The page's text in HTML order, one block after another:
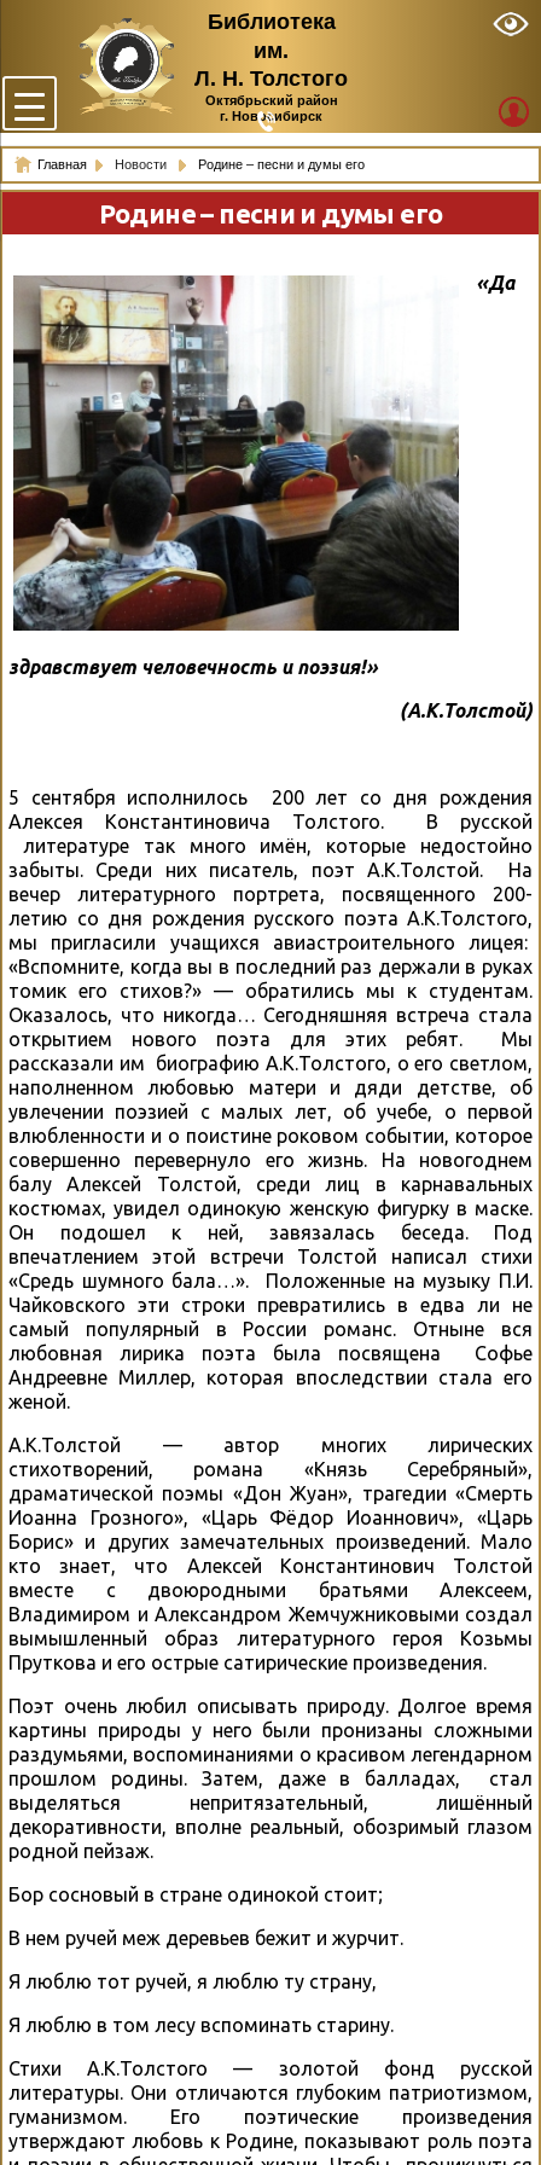
Библиотека
им.
Л. Н. Толстого
Октябрьский район
г. Новосибирск
Главная Новости Родине – песни и думы его
Родине – песни и думы его
«Да
здравствует человечность и поэзия!»
(А.К.Толстой)
5 сентября исполнилось 200 лет со дня рождения
Алексея Константиновича Толстого. В русской
литературе так много имён, которые недостойно
забыты. Среди них писатель, поэт А.К.Толстой. На
вечер литературного портрета, посвященного 200-
летию со дня рождения русского поэта А.К.Толстого,
мы пригласили учащихся авиастроительного лицея:
«Вспомните, когда вы в последний раз держали в руках
томик его стихов?» — обратились мы к студентам.
Оказалось, что никогда… Сегодняшняя встреча стала
открытием нового поэта для этих ребят. Мы
рассказали им биографию А.К.Толстого, о его светлом,
наполненном любовью матери и дяди детстве, об
увлечении поэзией с малых лет, об учебе, о первой
влюбленности и о поистине роковом событии, которое
совершенно перевернуло его жизнь. На новогоднем
балу Алексей Толстой, среди лиц в карнавальных
костюмах, увидел одинокую женскую фигурку в маске.
Он подошел к ней, завязалась беседа. Под
впечатлением этой встречи Толстой написал стихи
«Средь шумного бала…». Положенные на музыку П.И.
Чайковского эти строки превратились в едва ли не
самый популярный в России романс. Отныне вся
любовная лирика поэта была посвящена Софье
Андреевне Миллер, которая впоследствии стала его
женой.
А.К.Толстой — автор многих лирических
стихотворений, романа «Князь Серебряный»,
драматической поэмы «Дон Жуан», трагедии «Смерть
Иоанна Грозного», «Царь Фёдор Иоаннович», «Царь
Борис» и других замечательных произведений. Мало
кто знает, что Алексей Константинович Толстой
вместе с двоюродными братьями Алексеем,
Владимиром и Александром Жемчужниковыми создал
вымышленный образ литературного героя Козьмы
Пруткова и его острые сатирические произведения.
Поэт очень любил описывать природу. Долгое время
картины природы у него были пронизаны сложными
раздумьями, воспоминаниями о красивом легендарном
прошлом родины. Затем, даже в балладах, стал
выделяться непритязательный, лишённый
декоративности, вполне реальный, обозримый глазом
родной пейзаж.
Бор сосновый в стране одинокой стоит;
В нем ручей меж деревьев бежит и журчит.
Я люблю тот ручей, я люблю ту страну,
Я люблю в том лесу вспоминать старину.
Стихи А.К.Толстого — золотой фонд русской
литературы. Они отличаются глубоким патриотизмом,
гуманизмом. Его поэтические произведения
утверждают любовь к Родине, показывают роль поэта